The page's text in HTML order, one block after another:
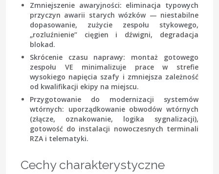
Zmniejszenie awaryjności: eliminacja typowych
przyczyn awarii starych wózków — niestabilne
dopasowanie, zużycie zespołu stykowego,
„rozluźnienie” cięgien i dźwigni, degradacja
blokad.
Skrócenie czasu naprawy: montaż gotowego
zespołu VE minimalizuje prace w strefie
wysokiego napięcia szafy i zmniejsza zależność
od kwalifikacji ekipy na miejscu.
Przygotowanie do modernizacji systemów
wtórnych: uporządkowanie obwodów wtórnych
(złącze, oznakowanie, logika sygnalizacji),
gotowość do instalacji nowoczesnych terminali
RZA i telematyki.
Cechy charakterystyczne